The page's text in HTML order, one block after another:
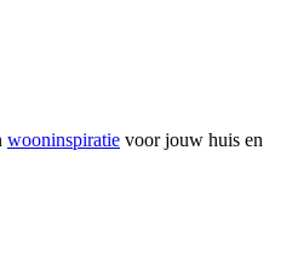
wooninspiratie voor jouw huis en